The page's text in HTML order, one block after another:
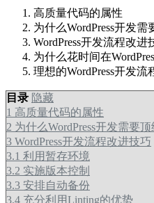
高质量代码的属性
为什么WordPress开发
WordPress开发流程改进
为什么花时间在
理想的WordPress开发流
目录 隐藏
1 高质量代码的属性
2 为什么WordPress开发需要
3 WordPress开发流程改进技巧
3.1 利用暂存环境
3.2 实施版本控制
3.3 安排自动备份
3.4 充分利用Linting的优势